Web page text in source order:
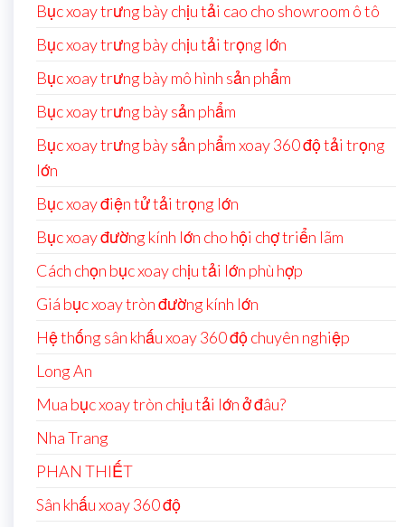
Bục xoay trưng bày chịu tải cao cho showroom ô tô
Bục xoay trưng bày chịu tải trọng lớn
Bục xoay trưng bày mô hình sản phẩm
Bục xoay trưng bày sản phẩm
Bục xoay trưng bày sản phẩm xoay 360 độ tải trọng
lớn
Bục xoay điện tử tải trọng lớn
Bục xoay đường kính lớn cho hội chợ triển lãm
Cách chọn bục xoay chịu tải lớn phù hợp
Giá bục xoay tròn đường kính lớn
Hệ thống sân khấu xoay 360 độ chuyên nghiệp
Long An
Mua bục xoay tròn chịu tải lớn ở đâu?
Nha Trang
PHAN THIẾT
Sân khấu xoay 360 độ